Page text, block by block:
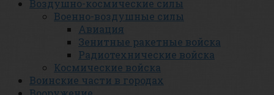
Воздушно-космические силы
Военно-воздушные силы
Авиация
Зенитные ракетные войска
Радиотехнические войска
Космические войска
Воинские части в городах